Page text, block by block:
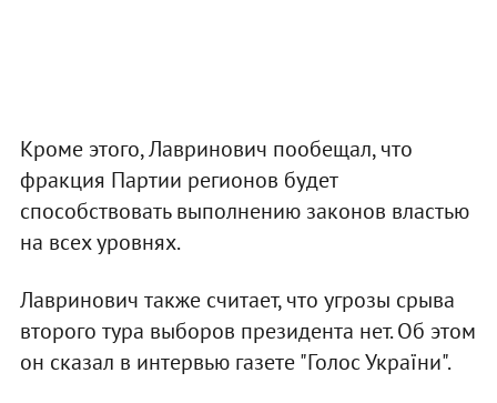
Кроме этого, Лавринович пообещал, что
фракция Партии регионов будет
способствовать выполнению законов властью
на всех уровнях.
Лавринович также считает, что угрозы срыва
второго тура выборов президента нет. Об этом
он сказал в интервью газете "Голос України".